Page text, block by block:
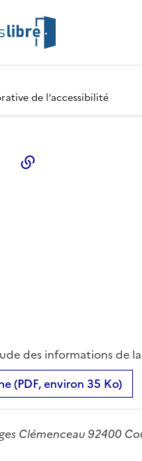
de l’accessibilité
Twitter)
Linkedin
des informations de
(PDF, environ 35 Ko)
Clémenceau 92400